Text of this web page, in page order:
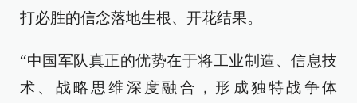
打必胜的信念落地生根、开花结果。
“中国军队真正的优势在于将工业制造、信息技
术、战略思维深度融合，形成独特战争体